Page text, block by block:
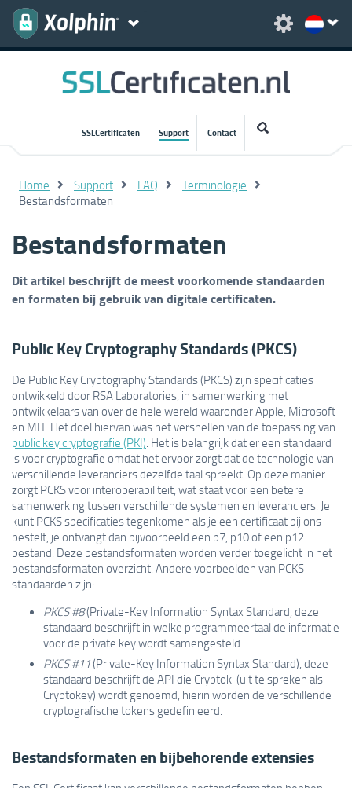
SSLCertificaten Support Contact
Home Support FAQ Terminologie
Bestandsformaten
Bestandsformaten
Dit artikel beschrijft de meest voorkomende standaarden
en formaten bij gebruik van digitale certificaten.
Public Key Cryptography Standards (PKCS)
De Public Key Cryptography Standards (PKCS) zijn specificaties
ontwikkeld door RSA Laboratories, in samenwerking met
ontwikkelaars van over de hele wereld waaronder Apple, Microsoft
en MIT. Het doel hiervan was het versnellen van de toepassing van
public key cryptografie (PKI). Het is belangrijk dat er een standaard
is voor cryptografie omdat het ervoor zorgt dat de technologie van
verschillende leveranciers dezelfde taal spreekt. Op deze manier
zorgt PCKS voor interoperabiliteit, wat staat voor een betere
samenwerking tussen verschillende systemen en leveranciers. Je
kunt PCKS specificaties tegenkomen als je een certificaat bij ons
bestelt, je ontvangt dan bijvoorbeeld een p7, p10 of een p12
bestand. Deze bestandsformaten worden verder toegelicht in het
bestandsformaten overzicht. Andere voorbeelden van PCKS
standaarden zijn:
PKCS #8(Private-Key Information Syntax Standard, deze
standaard beschrijft in welke programmeertaal de informatie
voor de private key wordt samengesteld.
PKCS #11(Private-Key Information Syntax Standard), deze
standaard beschrijft de API die Cryptoki (uit te spreken als
Cryptokey) wordt genoemd, hierin worden de verschillende
cryptografische tokens gedefinieerd.
Bestandsformaten en bijbehorende extensies